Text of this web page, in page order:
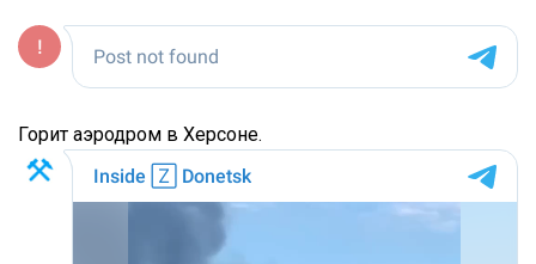
Горит аэродром в Херсоне.